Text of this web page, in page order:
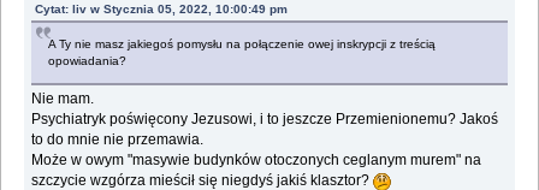
Cytat: liv w Stycznia 05, 2022, 10:00:49 pm
A Ty nie masz jakiegoś pomysłu na połączenie owej inskrypcji z treścią
opowiadania?
Nie mam.
Psychiatryk poświęcony Jezusowi, i to jeszcze Przemienionemu? Jakoś
to do mnie nie przemawia.
Może w owym "masywie budynków otoczonych ceglanym murem" na
szczycie wzgórza mieścił się niegdyś jakiś klasztor?